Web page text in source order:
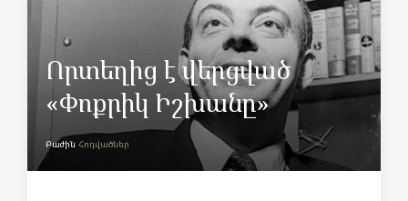
Որտեղից է վերցված
«Փոքրիկ Իշխանը»
Բաժին Հոդվածներ